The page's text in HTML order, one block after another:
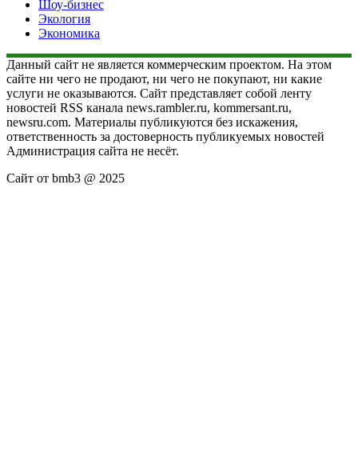
Шоу-бизнес
Экология
Экономика
Данный сайт не является коммерческим проектом. На этом
сайте ни чего не продают, ни чего не покупают, ни какие
услуги не оказываются. Сайт представляет собой ленту
новостей RSS канала news.rambler.ru, kommersant.ru,
newsru.com. Материалы публикуются без искажения,
ответственность за достоверность публикуемых новостей
Администрация сайта не несёт.
Сайт от bmb3 @ 2025